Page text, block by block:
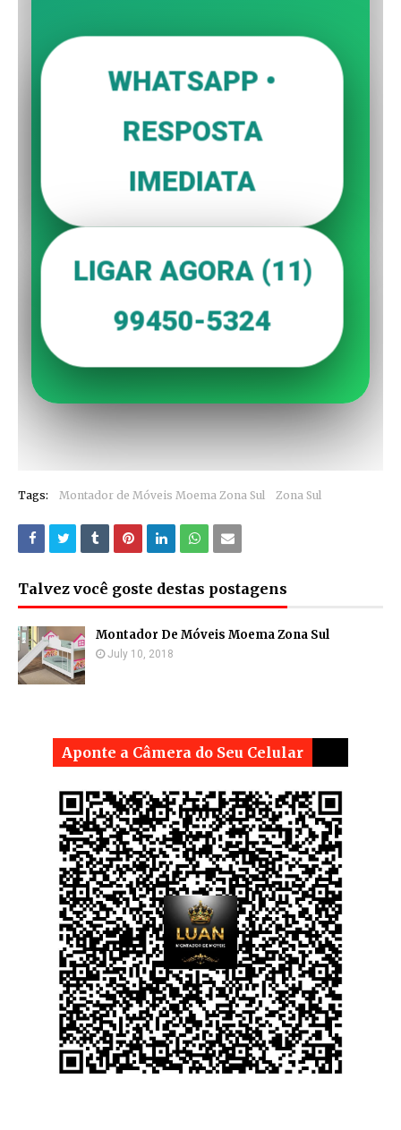
WHATSAPP •
RESPOSTA
IMEDIATA
LIGAR AGORA (11)
99450-5324
Tags: Montador de Móveis Moema Zona Sul Zona Sul
Talvez você goste destas postagens
Montador De Móveis Moema Zona Sul
July 10, 2018
Aponte a Câmera do Seu Celular